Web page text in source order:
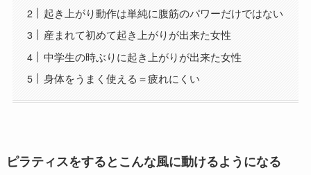
起き上がり動作は単純に腹筋のパワーだけではない
産まれて初めて起き上がりが出来た女性
中学生の時ぶりに起き上がりが出来た女性
身体をうまく使える＝疲れにくい
ピラティスをするとこんな風に動けるようになる